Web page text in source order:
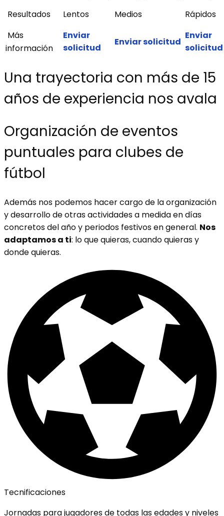
Resultados
Lentos Medios
Rápidos
Más
información
Enviar
solicitud
Enviar solicitud
Enviar
solicitud
Una trayectoria con más de 15
años de experiencia nos avala
Organización de eventos
puntuales para clubes de
fútbol
Además nos podemos hacer cargo de la organización
y desarrollo de otras actividades a medidaen días
concretos del añoy periodos festivos en general. Nos
adaptamos a ti: lo que quieras, cuando quieras y
donde quieras.
Tecnificaciones
Jornadas para jugadores de todas las edades y niveles